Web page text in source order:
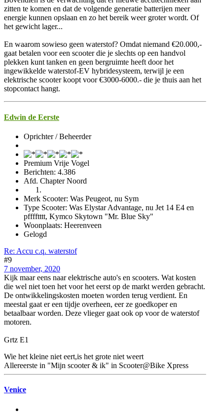
zitten te komen en dat de volgende generatie batterijen meer
energie kunnen opslaan en zo het bereik weer groter wordt. Of
het gewicht lager...
En waarom sowieso geen waterstof? Omdat niemand €20.000,-
gaat betalen voor een scooter die je slechts op een handvol
plekken kunt tanken en geen bergruimte heeft door het
ingewikkelde waterstof-EV hybridesysteem, terwijl je een
elektrische scooter koopt voor €3000-6000.- die je thuis aan het
stopcontact hangt.
Edwin de Eerste
Oprichter / Beheerder
Premium Vrije Vogel
Berichten: 4.386
Afd. Chapter Noord
Merk Scooter: Was Peugeot, nu Sym
Type Scooter: Was Elystar Advantage, nu Jet 14 E4 en
pfffftttt, Kymco Skytown "Mr. Blue Sky"
Woonplaats: Heerenveen
Gelogd
Re: Accu c.q. waterstof
#9
7 november, 2020
Kijk maar eens naar elektrische auto's en scooters. Wat kosten
die wel niet toen het voor het eerst op de markt werden gebracht.
De ontwikkelingskosten moeten worden terug verdient. En
meestal gaat er een tijdje overheen, eer ze goedkoper en
betaalbaar worden. Deze vlieger gaat ook op voor de waterstof
motoren.
Grtz E1
Wie het kleine niet eert,is het grote niet weert
Allereerste in "Mijn scooter & ik" in Scooter@Bike Xpress
Venice